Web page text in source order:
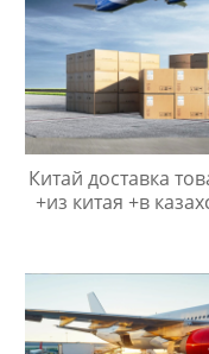
Китай доставка
+из китая +в